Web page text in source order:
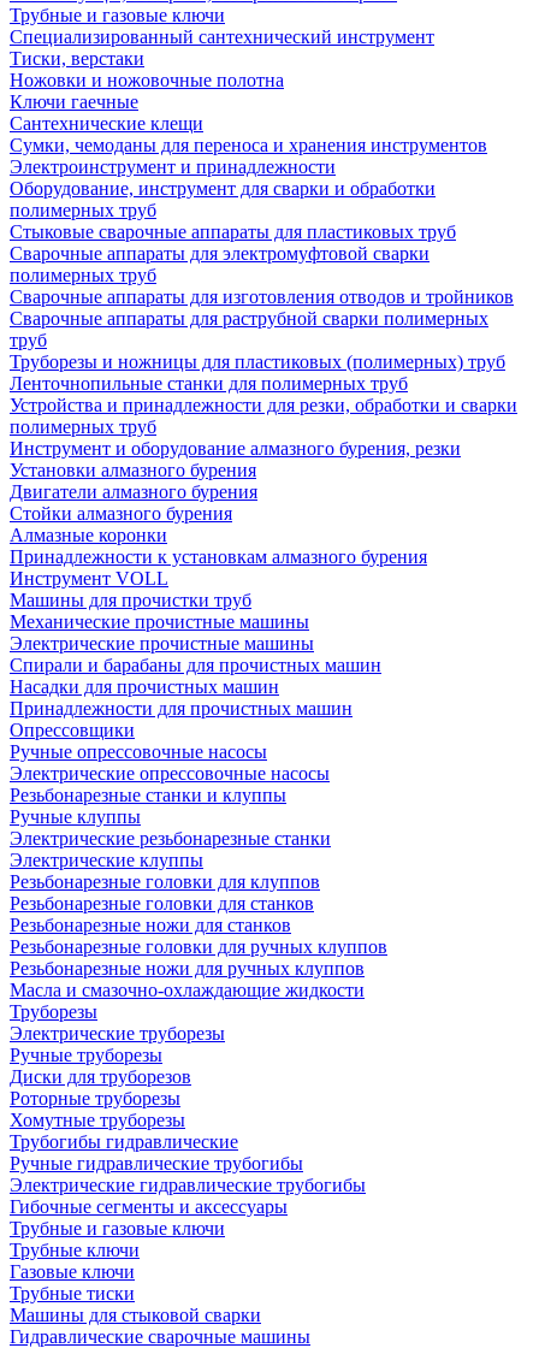
Трубные и газовые ключи
Специализированный сантехнический инструмент
Тиски, верстаки
Ножовки и ножовочные полотна
Ключи гаечные
Сантехнические клещи
Сумки, чемоданы для переноса и хранения инструментов
Электроинструмент и принадлежности
Оборудование, инструмент для сварки и обработки
полимерных труб
Стыковые сварочные аппараты для пластиковых труб
Сварочные аппараты для электромуфтовой сварки
полимерных труб
Сварочные аппараты для изготовления отводов и тройников
Сварочные аппараты для раструбной сварки полимерных
труб
Труборезы и ножницы для пластиковых (полимерных) труб
Ленточнопильные станки для полимерных труб
Устройства и принадлежности для резки, обработки и сварки
полимерных труб
Инструмент и оборудование алмазного бурения, резки
Установки алмазного бурения
Двигатели алмазного бурения
Стойки алмазного бурения
Алмазные коронки
Принадлежности к установкам алмазного бурения
Инструмент VOLL
Машины для прочистки труб
Механические прочистные машины
Электрические прочистные машины
Спирали и барабаны для прочистных машин
Насадки для прочистных машин
Принадлежности для прочистных машин
Опрессовщики
Ручные опрессовочные насосы
Электрические опрессовочные насосы
Резьбонарезные станки и клуппы
Ручные клуппы
Электрические резьбонарезные станки
Электрические клуппы
Резьбонарезные головки для клуппов
Резьбонарезные головки для станков
Резьбонарезные ножи для станков
Резьбонарезные головки для ручных клуппов
Резьбонарезные ножи для ручных клуппов
Масла и смазочно-охлаждающие жидкости
Труборезы
Электрические труборезы
Ручные труборезы
Диски для труборезов
Роторные труборезы
Хомутные труборезы
Трубогибы гидравлические
Ручные гидравлические трубогибы
Электрические гидравлические трубогибы
Гибочные сегменты и аксессуары
Трубные и газовые ключи
Трубные ключи
Газовые ключи
Трубные тиски
Машины для стыковой сварки
Гидравлические сварочные машины